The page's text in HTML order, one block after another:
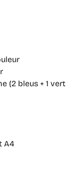
(2 bleus + 1 vert
A4